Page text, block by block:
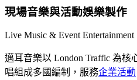
現場音樂與活動娛樂製作
Live Music & Event Entertainment
邁耳音樂以 London Traffic 為
唱組成多國編制，服務企業活動